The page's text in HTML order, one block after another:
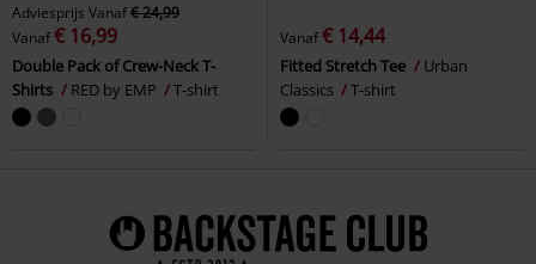
Adviesprijs Vanaf€ 24,99
Vanaf€ 16,99
Double Pack of Crew-Neck T-
Shirts
RED by EMP T-shirt
Vanaf€ 14,44
Fitted Stretch Tee
Urban
Classics
T-shirt